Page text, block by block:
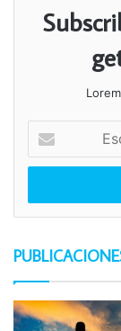
correo